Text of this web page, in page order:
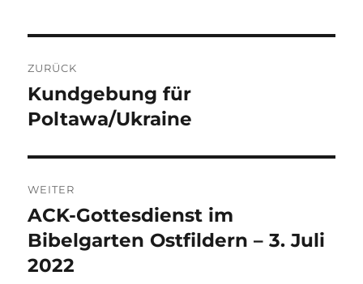
ZURÜCK
Vorheriger
Beitrag:
Kundgebung für
Poltawa/Ukraine
WEITER
Nächster
Beitrag:
ACK-Gottesdienst im
Bibelgarten Ostfildern – 3. Juli
2022